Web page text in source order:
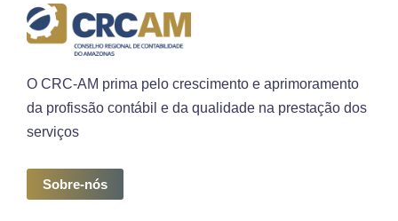
O CRC-AM prima pelo crescimento e aprimoramento
da profissão contábil e da qualidade na prestação dos
serviços
Sobre-nós